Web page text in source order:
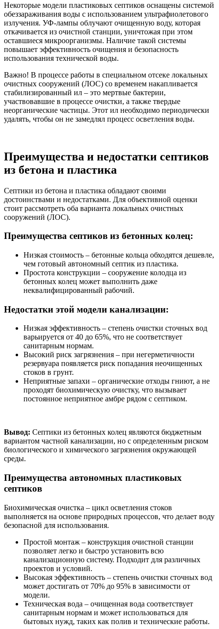
Некоторые модели пластиковых септиков оснащены системой
обеззараживания воды с использованием ультрафиолетового
излучения. УФ-лампы облучают очищенную воду, которая
откачивается из очистной станции, уничтожая при этом
оставшиеся микроорганизмы. Наличие такой системы
повышает эффективность очищения и безопасность
использования технической воды.
Важно! В процессе работы в специальном отсеке локальных
очистных сооружений (ЛОС) со временем накапливается
стабилизированный ил – это мертвые бактерии,
участвовавшие в процессе очистки, а также твердые
неорганические частицы. Этот ил необходимо периодически
удалять, чтобы он не замедлял процесс осветления воды.
Преимущества и недостатки септиков
из бетона и пластика
Септики из бетона и пластика обладают своими
достоинствами и недостатками. Для объективной оценки
стоит рассмотреть оба варианта локальных очистных
сооружений (ЛОС).
Преимущества септиков из бетонных колец:
Низкая стоимость – бетонные кольца обходятся дешевле,
чем готовый автономный септик из пластика.
Простота конструкции – сооружение колодца из
бетонных колец может выполнить даже
неквалифицированный рабочий.
Недостатки этой модели канализации:
Низкая эффективность – степень очистки сточных вод
варьируется от 40 до 65%, что не соответствует
санитарным нормам.
Высокий риск загрязнения – при негерметичности
резервуара появляется риск попадания неочищенных
стоков в грунт.
Неприятные запахи – органические отходы гниют, а не
проходят биохимическую очистку, что вызывает
постоянное неприятное амбре рядом с септиком.
Вывод: Септики из бетонных колец являются бюджетным
вариантом частной канализации, но с определенным риском
биологического и химического загрязнения окружающей
среды.
Преимущества автономных пластиковых
септиков
Биохимическая очистка – цикл осветления стоков
выполняется на основе природных процессов, что делает воду
безопасной для использования.
Простой монтаж – конструкция очистной станции
позволяет легко и быстро установить всю
канализационную систему. Подходит для различных
проектов и условий.
Высокая эффективность – степень очистки сточных вод
может достигать от 70% до 95% в зависимости от
модели.
Техническая вода – очищенная вода соответствует
санитарным нормам и может использоваться для
бытовых нужд, таких как полив и технические работы.